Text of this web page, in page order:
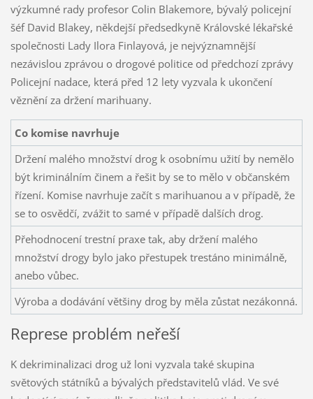
výzkumné rady profesor Colin Blakemore, bývalý policejní
šéf David Blakey, někdejší předsedkyně Královské lékařské
společnosti Lady Ilora Finlayová, je nejvýznamnější
nezávislou zprávou o drogové politice od předchozí zprávy
Policejní nadace, která před 12 lety vyzvala k ukončení
věznění za držení marihuany.
Co komise navrhuje
Držení malého množství drog k osobnímu užití by nemělo
být kriminálním činem a řešit by se to mělo v občanském
řízení. Komise navrhuje začít s marihuanou a v případě, že
se to osvědčí, zvážit to samé v případě dalších drog.
Přehodnocení trestní praxe tak, aby držení malého
množství drogy bylo jako přestupek trestáno minimálně,
anebo vůbec.
Výroba a dodávání většiny drog by měla zůstat nezákonná.
Represe problém neřeší
K dekriminalizaci drog už loni vyzvala také skupina
světových státníků a bývalých představitelů vlád. Ve své